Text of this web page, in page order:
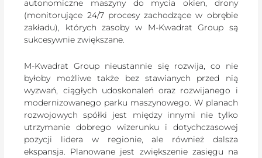
autonomiczne maszyny do mycia okien, drony
(monitorujące 24/7 procesy zachodzące w obrębie
zakładu), których zasoby w M-Kwadrat Group są
sukcesywnie zwiększane.
M-Kwadrat Group nieustannie się rozwija, co nie
byłoby możliwe także bez stawianych przed nią
wyzwań, ciągłych udoskonaleń oraz rozwijanego i
modernizowanego parku maszynowego. W planach
rozwojowych spółki jest między innymi nie tylko
utrzymanie dobrego wizerunku i dotychczasowej
pozycji lidera w regionie, ale również dalsza
ekspansja. Planowane jest zwiększenie zasięgu na